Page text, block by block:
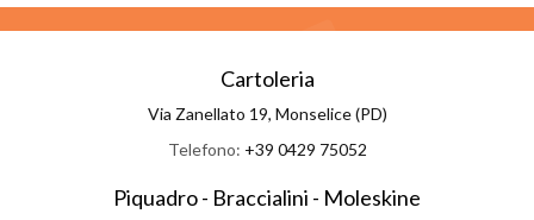
Cartoleria
Via Zanellato 19, Monselice (PD)
Telefono: +39 0429 75052
Piquadro - Braccialini - Moleskine